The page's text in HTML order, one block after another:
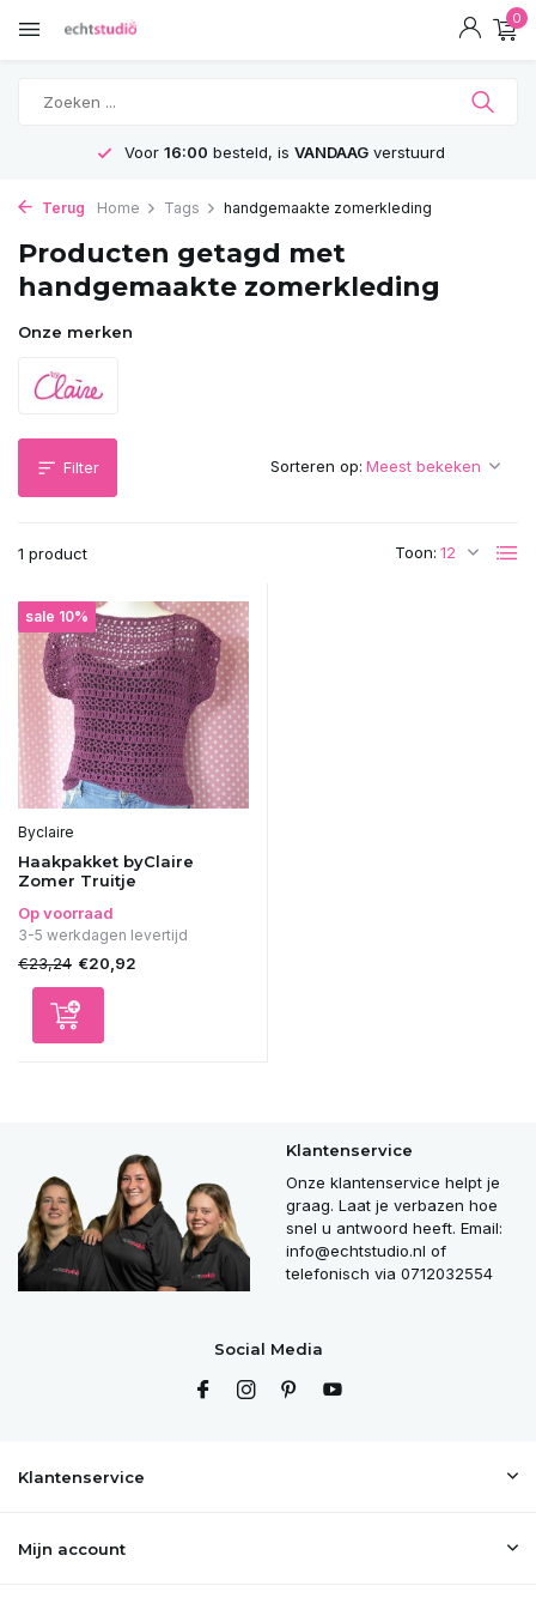
0
Voor 16:00 besteld, is VANDAAGverstuurd
Terug Home Tags handgemaakte zomerkleding
Producten getagd met
handgemaakte zomerkleding
Onze merken
Filter
1 product Toon:
Sorteren op:
sale 10%
Byclaire
Haakpakket byClaire
Zomer Truitje
Op voorraad
3-5 werkdagen levertijd
€23,24 €20,92
Klantenservice
Onze klantenservice helpt je
graag. Laat je verbazen hoe
snel u antwoord heeft. Email:
info@echtstudio.nl of
telefonisch via 0712032554
Social Media
Klantenservice
Mijn account